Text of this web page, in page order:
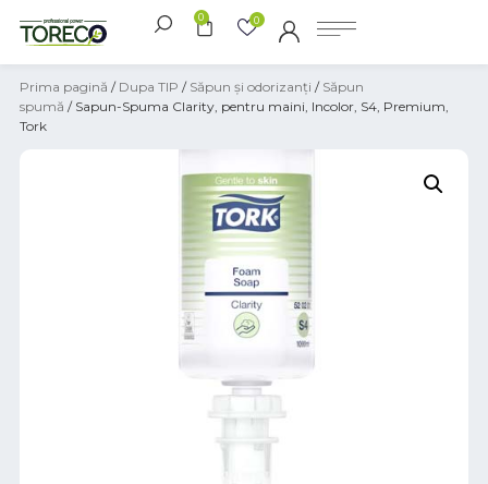
0 0
Prima pagină / Dupa TIP / Săpun și odorizanți / Săpun
spumă / Sapun-Spuma Clarity, pentru maini, Incolor, S4, Premium,
Tork